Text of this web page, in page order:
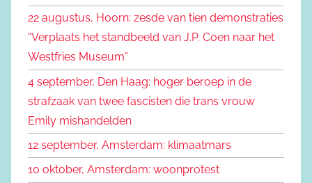
n
r
:
e
n
22 augustus, Hoorn: zesde van tien demonstraties
“Verplaats het standbeeld van J.P. Coen naar het
Westfries Museum”
4 september, Den Haag: hoger beroep in de
strafzaak van twee fascisten die trans vrouw
Emily mishandelden
12 september, Amsterdam: klimaatmars
10 oktober, Amsterdam: woonprotest